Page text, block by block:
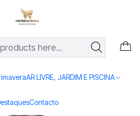
AR LIVRE, JARDIM E PISCINA
Contacto
para casa, jardim e bricolage
e conforto
DROGARIA E LIMPEZA
ROUPA CHA&PEONIA 70DOSES